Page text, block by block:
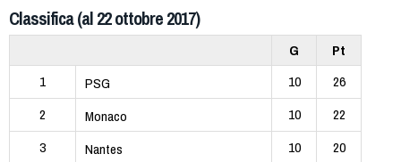
Classifica (al 22 ottobre 2017)
G
Pt
1
PSG 10
26
2
Monaco 10
22
3
Nantes 10
20